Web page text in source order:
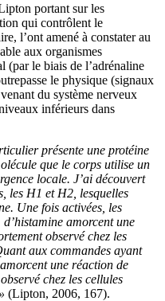
portant sur les
qui contrôlent le
l’ont amené à constater au
aux organismes
(par le biais de l’adrénaline
le physique (signaux
du système nerveux
inférieurs dans
présente une protéine
que le corps utilise un
locale. J’ai découvert
les H1 et H2, lesquelles
Une fois activées, les
amorcent une
observé chez les
aux commandes ayant
une réaction de
chez les cellules
(Lipton, 2006, 167).